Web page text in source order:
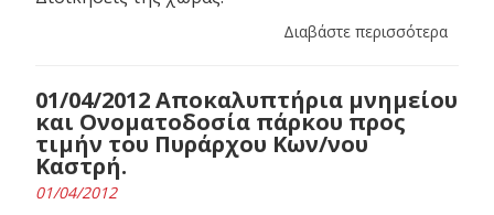
Διαβάστε περισσότερα
01/04/2012 Αποκαλυπτήρια μνημείου
και Ονοματοδοσία πάρκου προς
τιμήν του Πυράρχου Κων/νου
Καστρή.
01/04/2012